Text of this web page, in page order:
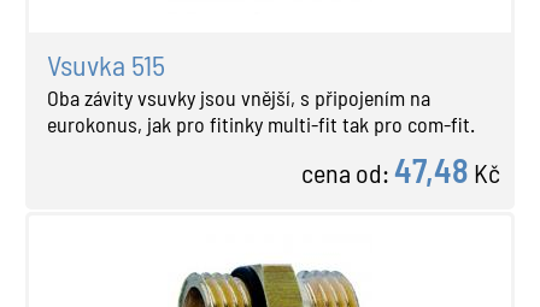
Vsuvka 515
Oba závity vsuvky jsou vnější, s připojením na
eurokonus, jak pro fitinky multi-fit tak pro com-fit.
cena od:47,48 Kč